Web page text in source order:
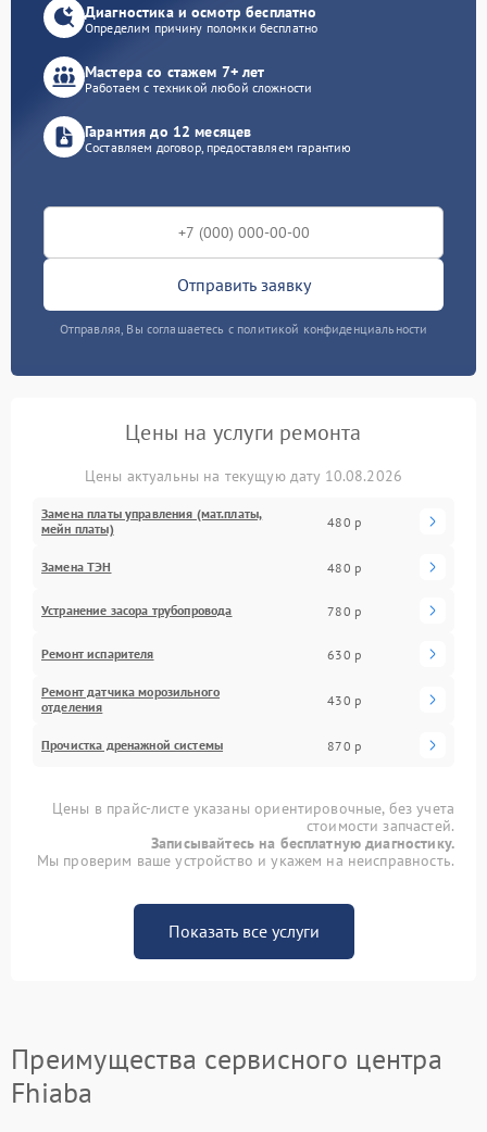
Диагностика и осмотр бесплатно
Определим причину поломки бесплатно
Мастера со стажем 7+ лет
Работаем с техникой любой сложности
Гарантия до 12 месяцев
Составляем договор, предоставляем гарантию
Отправить заявку
Отправляя, Вы соглашаетесь с политикой конфиденциальности
Цены на услуги ремонта
Цены актуальны на текущую дату 10.08.2026
Замена платы управления (мат.платы,
мейн платы)
480 р
Замена ТЭН 480 р
Устранение засора трубопровода 780 р
Ремонт испарителя 630 р
Ремонт датчика морозильного
отделения
430 р
Прочистка дренажной системы 870 р
Цены в прайс-листе указаны ориентировочные, без учета
стоимости запчастей.
Записывайтесь на бесплатную диагностику.
Мы проверим ваше устройство и укажем на неисправность.
Показать все услуги
Преимущества сервисного центра
Fhiaba